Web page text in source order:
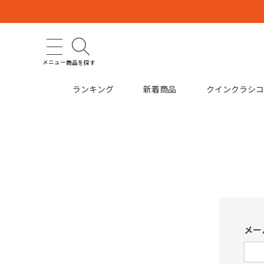
メニュー商品を探す
ランキング 新着商品 クインクラシ
メ